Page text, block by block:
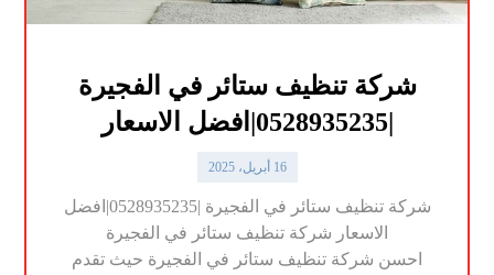
شركة تنظيف ستائر في الفجيرة
|0528935235|افضل الاسعار
16 أبريل، 2025
شركة تنظيف ستائر في الفجيرة |0528935235|افضل
الاسعار شركة تنظيف ستائر في الفجيرة
احسن شركة تنظيف ستائر في الفجيرة حيث تقدم